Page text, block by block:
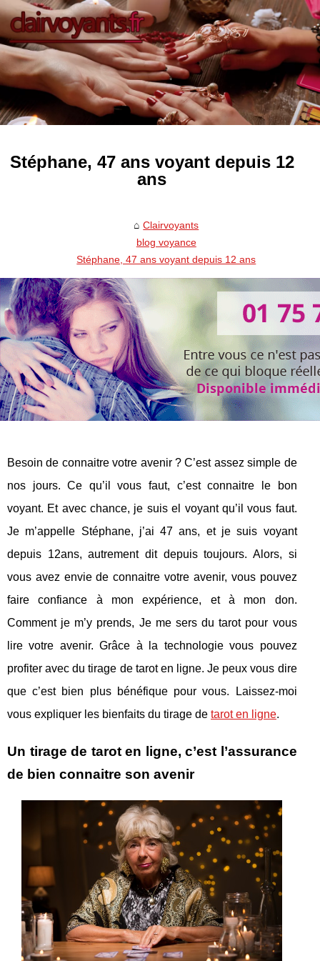
Stéphane, 47 ans voyant depuis 12
ans
Clairvoyants
blog voyance
Stéphane, 47 ans voyant depuis 12 ans
Besoin de connaitre votre avenir ? C’est assez simple de
nos jours. Ce qu’il vous faut, c’est connaitre le bon
voyant. Et avec chance, je suis el voyant qu’il vous faut.
Je m’appelle Stéphane, j’ai 47 ans, et je suis voyant
depuis 12ans, autrement dit depuis toujours. Alors, si
vous avez envie de connaitre votre avenir, vous pouvez
faire confiance à mon expérience, et à mon don.
Comment je m’y prends, Je me sers du tarot pour vous
lire votre avenir. Grâce à la technologie vous pouvez
profiter avec du tirage de tarot en ligne. Je peux vous dire
que c’est bien plus bénéfique pour vous. Laissez-moi
vous expliquer les bienfaits du tirage de tarot en ligne.
Un tirage de tarot en ligne, c’est l’assurance
de bien connaitre son avenir